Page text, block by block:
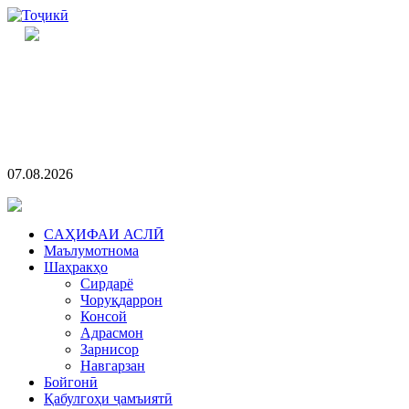
07.08.2026
CАҲИФАИ АСЛӢ
Маълумотнома
Шаҳракҳо
Сирдарё
Чоруқдаррон
Консой
Адрасмон
Зарнисор
Навгарзан
Бойгонӣ
Қабулгоҳи ҷамъиятӣ